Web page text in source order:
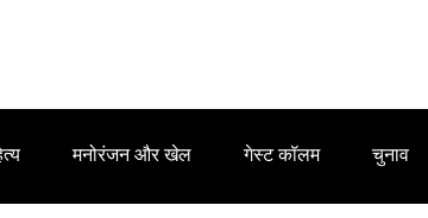
मनोरंजन और खेल गेस्ट कॉलम चुनाव